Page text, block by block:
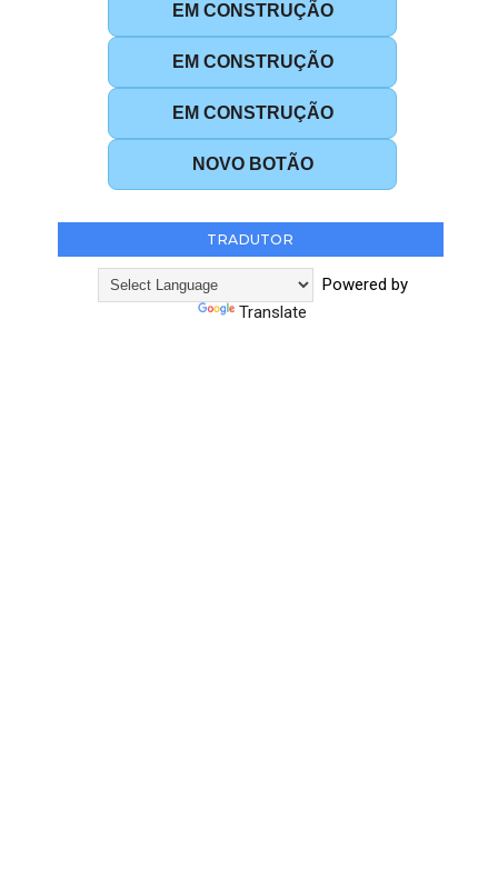
EM CONSTRUÇÃO
EM CONSTRUÇÃO
EM CONSTRUÇÃO
NOVO BOTÃO
TRADUTOR
Powered by
Translate